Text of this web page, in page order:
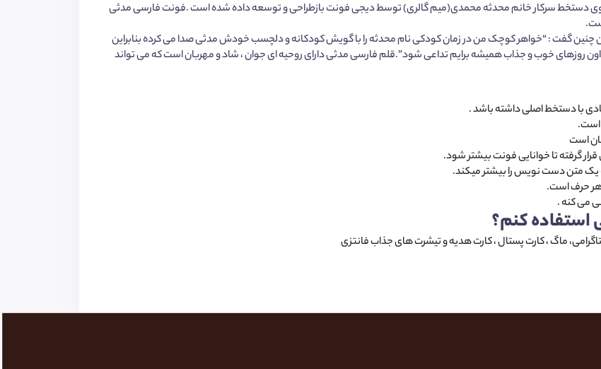
دستخط سرکار خانم محدثه محمدی(میم گالری) توسط دیجی فونت بازطراحی و توسعه داده شده است .فونت فارسی مدثی
چنین گفت : “خواهر کوچک من در زمان کودکی نام محدثه را با گویش کودکانه و دلچسب خودش مدثی صدا می کرده بنابراین
روزهای خوب و جذاب همیشه برایم تداعی شود”.قلم فارسی مدثی دارای روحیه ای جوان ، شاد و مهربان است که می تواند
با دستخط اصلی داشته باشد .
است.
است
گرفته تا خوانایی فونت بیشتر شود.
متن دست نویس را بیشتر میکند.
هر حرف است.
می کنه .
کنم؟
ماگ ، کارت پستال ، کارت هدیه و تیشرت های جذاب فانتزی